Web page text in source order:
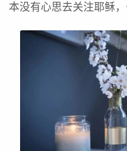
本没有心思去关注耶稣，